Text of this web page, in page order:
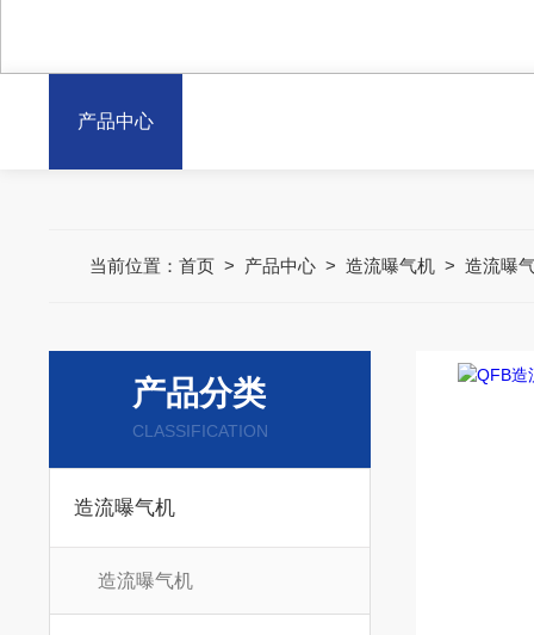
产品中心
当前位置： 首页> 产品中心> 造流曝气机> 造流曝
产品分类
CLASSIFICATION
造流曝气机
造流曝气机